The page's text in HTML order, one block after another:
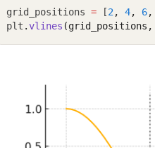
grid_positions = [2, 4, 6,
plt .vlines (grid_positions,